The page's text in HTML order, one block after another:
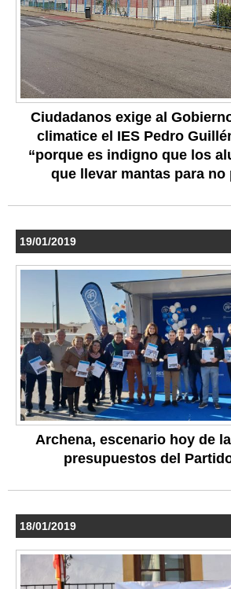
Ciudadanos exige al
climatice el IES Pedro
“porque es indigno que los
que llevar mantas para no
19/01/2019
Archena, escenario hoy de
presupuestos del
18/01/2019